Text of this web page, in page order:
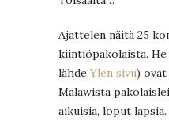
Ajattelen näitä 25
kiintiöpakolaista.
lähdeYlen sivu)
Malawista
aikuisia, loput